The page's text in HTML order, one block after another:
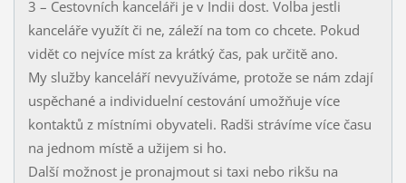
3 – Cestovních kanceláři je v Indii dost. Volba jestli
kanceláře využít či ne, záleží na tom co chcete. Pokud
vidět co nejvíce míst za krátký čas, pak určitě ano.
My služby kanceláří nevyužíváme, protože se nám zdají
uspěchané a individuelní cestování umožňuje více
kontaktů z místními obyvateli. Radši strávíme více času
na jednom místě a užijem si ho.
Další možnost je pronajmout si taxi nebo rikšu na